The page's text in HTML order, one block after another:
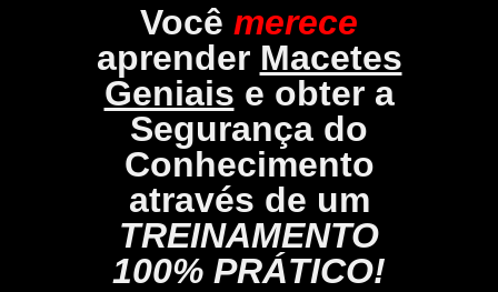
Você merece
aprender Macetes
Geniais e obter a
Segurança do
Conhecimento
através de um
TREINAMENTO
100% PRÁTICO!